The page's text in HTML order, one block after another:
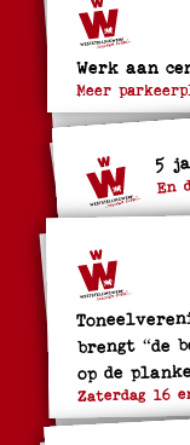
Werk aan
Meer
5
En
brengt “de
op de
Zaterdag 16